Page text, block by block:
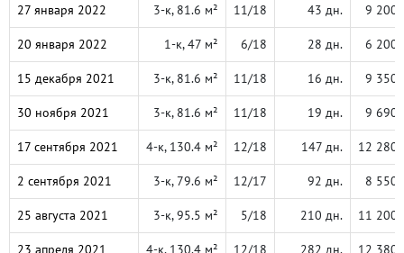
27 января 2022 3-к, 81.6 м² 11/18 43 дн. 9 200
20 января 2022 1-к, 47 м² 6/18 28 дн. 6 200
15 декабря 2021 3-к, 81.6 м² 11/18 16 дн. 9 350
30 ноября 2021 3-к, 81.6 м² 11/18 19 дн. 9 690
17 сентября 2021 4-к, 130.4 м² 12/18 147 дн. 12 280
2 сентября 2021 3-к, 79.6 м² 12/17 92 дн. 8 550
25 августа 2021 3-к, 95.5 м² 5/18 210 дн. 11 200
23 апреля 2021 4-к, 130.4 м² 12/18 282 дн. 12 380